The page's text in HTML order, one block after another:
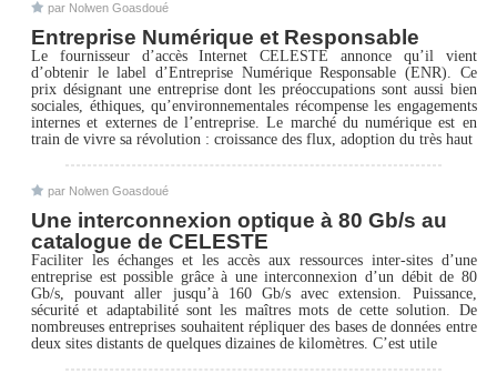
par Nolwen Goasdoué
Entreprise Numérique et Responsable
Le fournisseur d’accès Internet CELESTE annonce qu’il vient
d’obtenir le label d’Entreprise Numérique Responsable (ENR). Ce
prix désignant une entreprise dont les préoccupations sont aussi bien
sociales, éthiques, qu’environnementales récompense les engagements
internes et externes de l’entreprise. Le marché du numérique est en
train de vivre sa révolution : croissance des flux, adoption du très haut
par Nolwen Goasdoué
Une interconnexion optique à 80 Gb/s au
catalogue de CELESTE
Faciliter les échanges et les accès aux ressources inter-sites d’une
entreprise est possible grâce à une interconnexion d’un débit de 80
Gb/s, pouvant aller jusqu’à 160 Gb/s avec extension. Puissance,
sécurité et adaptabilité sont les maîtres mots de cette solution. De
nombreuses entreprises souhaitent répliquer des bases de données entre
deux sites distants de quelques dizaines de kilomètres. C’est utile